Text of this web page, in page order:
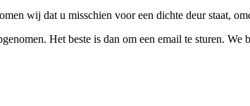
wij dat u misschien voor een dichte deur staat,
Het beste is dan om een email te sturen. We